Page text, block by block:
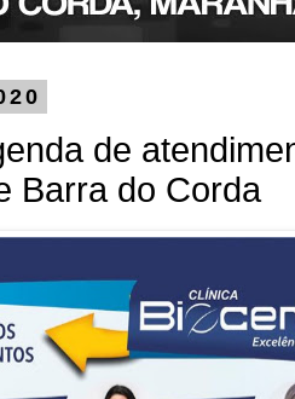
de
Barra do Corda